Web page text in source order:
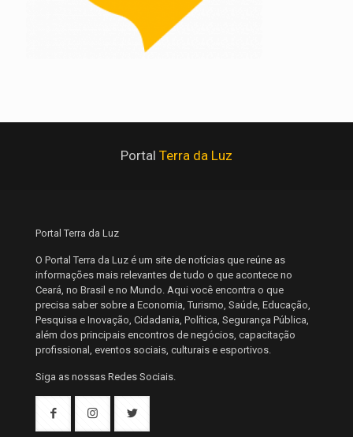
Portal Terra da Luz
Portal Terra da Luz
O Portal Terra da Luz é um site de notícias que reúne as
informações mais relevantes de tudo o que acontece no
Ceará, no Brasil e no Mundo. Aqui você encontra o que
precisa saber sobre a Economia, Turismo, Saúde, Educação,
Pesquisa e Inovação, Cidadania, Política, Segurança Pública,
além dos principais encontros de negócios, capacitação
profissional, eventos sociais, culturais e esportivos.
Siga as nossas Redes Sociais.